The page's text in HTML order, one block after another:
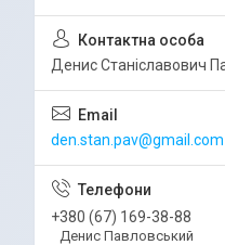
Денис Станіславович
den.stan.pav@gmail.com
+380 (67) 169-38-88
Денис Павловський